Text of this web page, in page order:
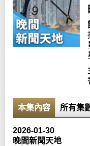
本集內容 所有集
2026-01-30
晚間新聞天地